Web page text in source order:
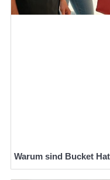
Warum sind Bucket